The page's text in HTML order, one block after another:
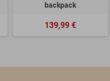
backpack
139,99 €